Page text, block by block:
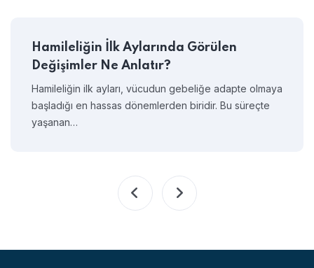
Hamileliğin İlk Aylarında Görülen
Değişimler Ne Anlatır?
Hamileliğin ilk ayları, vücudun gebeliğe adapte olmaya
başladığı en hassas dönemlerden biridir. Bu süreçte
yaşanan…